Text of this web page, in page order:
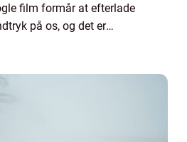
film formår at efterlade
på os, og det er